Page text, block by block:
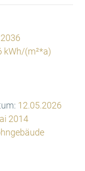
kWh/(m²*a)
12.05.2026
2014